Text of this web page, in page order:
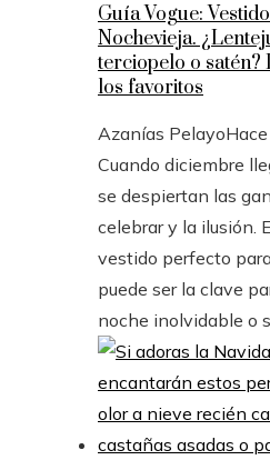
Guía Vogue:
Nochevieja.
terciopelo o satén?
los favoritos
Azanías Pelayo
Cuando diciembre
se despiertan las
celebrar y la ilusión.
vestido perfecto
puede ser la clave
noche inolvidable o